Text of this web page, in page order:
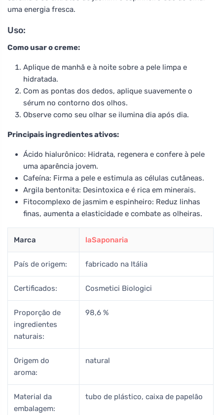
uma energia fresca.
Uso:
Como usar o creme:
Aplique de manhã e à noite sobre a pele limpa e
hidratada.
Com as pontas dos dedos, aplique suavemente o
sérum no contorno dos olhos.
Observe como seu olhar se ilumina dia após dia.
Principais ingredientes ativos:
Ácido hialurônico: Hidrata, regenera e confere à pele
uma aparência jovem.
Cafeína: Firma a pele e estimula as células cutâneas.
Argila bentonita: Desintoxica e é rica em minerais.
Fitocomplexo de jasmim e espinheiro: Reduz linhas
finas, aumenta a elasticidade e combate as olheiras.
Marca laSaponaria
País de origem: fabricado na Itália
Certificados: Cosmetici Biologici
Proporção de
ingredientes
naturais:
98,6 %
Origem do
aroma:
natural
Material da
embalagem:
tubo de plástico, caixa de papelão